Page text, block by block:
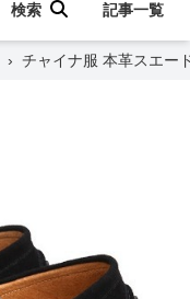
検索 記事一覧
› チャイナ服 本革スエー